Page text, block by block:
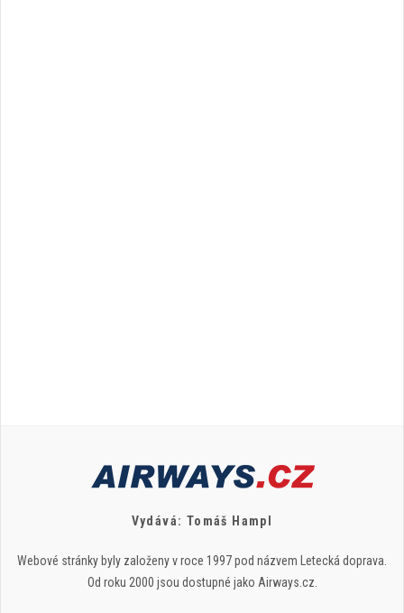
Vydává: Tomáš Hampl
Webové stránky byly založeny v roce 1997 pod názvem Letecká doprava.
Od roku 2000 jsou dostupné jako Airways.cz.